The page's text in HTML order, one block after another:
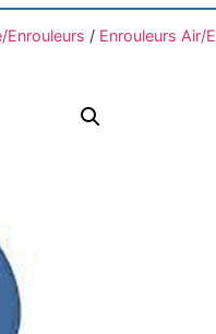
Enrouleurs / Enrouleurs Air/